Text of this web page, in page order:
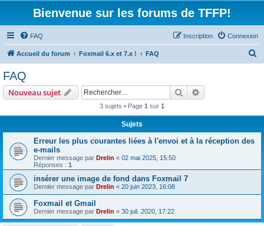
Bienvenue sur les forums de TFFP!
FAQ Connexion
Inscription
Accueil du forum Foxmail 6.x et 7.x ! FAQ
FAQ
Nouveau sujet Rechercher
3 sujets • Page 1 sur 1
Sujets
Erreur les plus courantes liées à l'envoi et à la réception des
e-mails
Dernier message par Drelin « 02 mai 2025, 15:50
Réponses : 1
insérer une image de fond dans Foxmail 7
Dernier message par Drelin « 20 juin 2023, 16:08
Foxmail et Gmail
Dernier message par Drelin « 30 juil. 2020, 17:22